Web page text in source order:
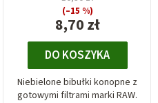
8,70 zł
(–15 %)
DO KOSZYKA
Niebielone bibułki konopne z
gotowymi filtrami marki RAW.